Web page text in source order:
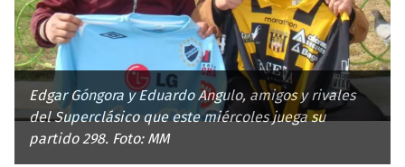
Edgar Góngora y Eduardo Angulo, amigos y rivales
del Superclásico que este miércoles juega su
partido 298. Foto: MM